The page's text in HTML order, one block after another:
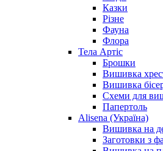
Казки
Різне
Фауна
Флора
Тела Артіс
Брошки
Вишивка
Вишивка
Схеми для
Папертоль
Alisena (Україна)
Вишивка на
Заготовки з